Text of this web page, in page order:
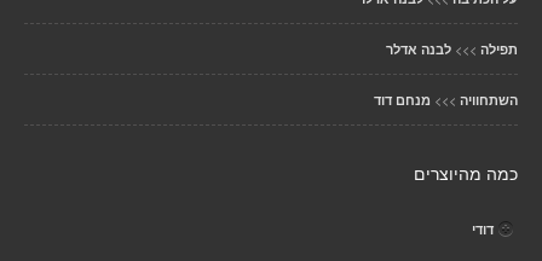
תפילה >>> לבנה אדלר
השתחוויה >>> מנחם דוד
כמה מהיוצרים
דודי